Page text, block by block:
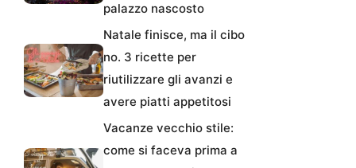
palazzo nascosto
Natale finisce, ma il cibo
no. 3 ricette per
riutilizzare gli avanzi e
avere piatti appetitosi
Vacanze vecchio stile:
come si faceva prima a